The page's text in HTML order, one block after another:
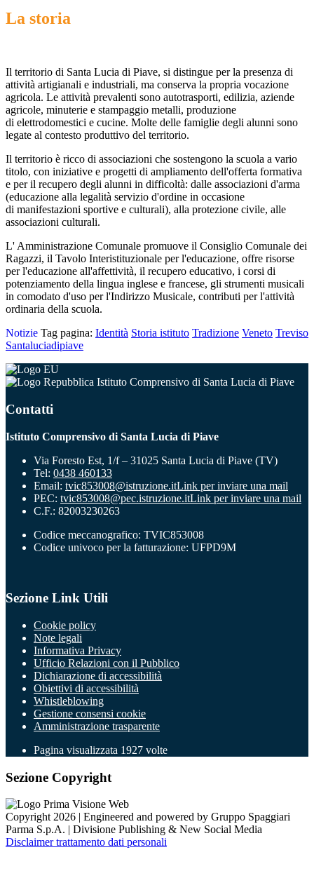
La storia
Il territorio di Santa Lucia di Piave, si distingue per la presenza di
attività artigianali e industriali, ma conserva la propria vocazione
agricola. Le attività prevalenti sono autotrasporti, edilizia, aziende
agricole, minuterie e stampaggio metalli, produzione
di elettrodomestici e cucine. Molte delle famiglie degli alunni sono
legate al contesto produttivo del territorio.
Il territorio è ricco di associazioni che sostengono la scuola a vario
titolo, con iniziative e progetti di ampliamento dell'offerta formativa
e per il recupero degli alunni in difficoltà: dalle associazioni d'arma
(educazione alla legalità servizio d'ordine in occasione
di manifestazioni sportive e culturali), alla protezione civile, alle
associazioni culturali.
L' Amministrazione Comunale promuove il Consiglio Comunale dei
Ragazzi, il Tavolo Interistituzionale per l'educazione, offre risorse
per l'educazione all'affettività, il recupero educativo, i corsi di
potenziamento della lingua inglese e francese, gli strumenti musicali
in comodato d'uso per l'Indirizzo Musicale, contributi per l'attività
ordinaria della scuola.
Notizie Tag pagina: Identità Storia istituto Tradizione Veneto Treviso
Santaluciadipiave
Istituto Comprensivo di Santa Lucia di Piave
Contatti
Istituto Comprensivo di Santa Lucia di Piave
Via Foresto Est, 1/f – 31025 Santa Lucia di Piave (TV)
Tel: 0438 460133
Email: tvic853008@istruzione.itLink per inviare una mail
PEC: tvic853008@pec.istruzione.itLink per inviare una mail
C.F.: 82003230263
Codice meccanografico: TVIC853008
Codice univoco per la fatturazione: UFPD9M
Sezione Link Utili
Cookie policy
Note legali
Informativa Privacy
Ufficio Relazioni con il Pubblico
Dichiarazione di accessibilità
Obiettivi di accessibilità
Whistleblowing
Gestione consensi cookie
Amministrazione trasparente
Pagina visualizzata 1927 volte
Sezione Copyright
Copyright 2026 | Engineered and powered by Gruppo Spaggiari
Parma S.p.A. | Divisione Publishing & New Social Media
Disclaimer trattamento dati personali